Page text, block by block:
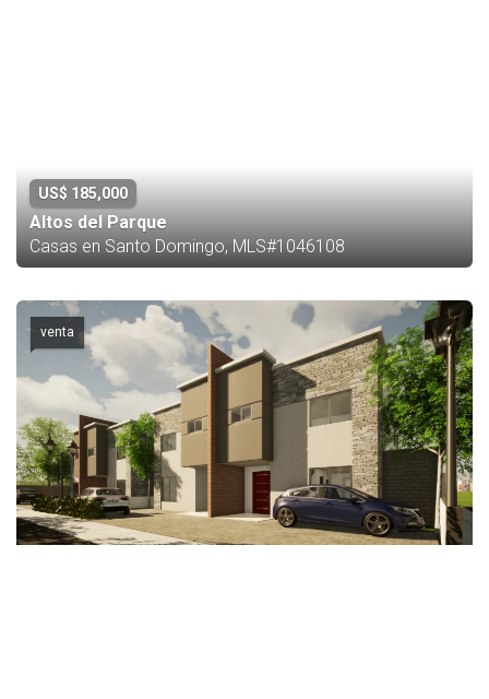
US$ 185,000
Altos del Parque
Casas en Santo Domingo, MLS#1046108
venta